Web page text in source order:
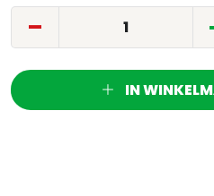
-
IN